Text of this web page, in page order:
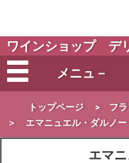
ワインショップ デ
メニュ－
トップページ > フ
＞ エマニュエル・ダルノー
エマ